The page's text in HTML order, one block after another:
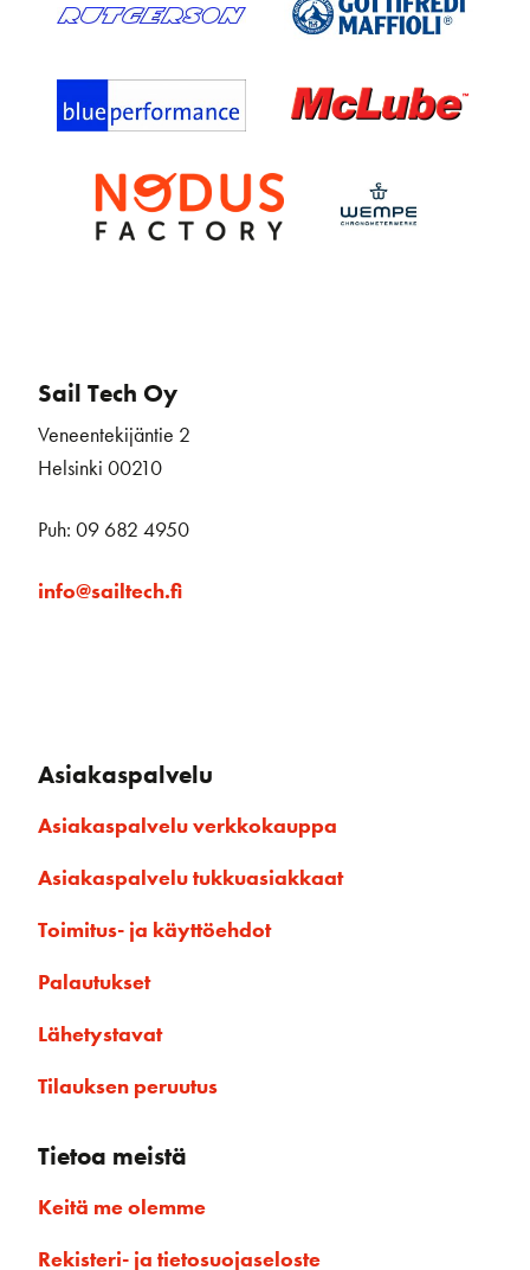
Sail Tech Oy
Veneentekijäntie 2
Helsinki 00210
Puh: 09 682 4950
info@sailtech.fi
Asiakaspalvelu
Asiakaspalvelu verkkokauppa
Asiakaspalvelu tukkuasiakkaat
Toimitus- ja käyttöehdot
Palautukset
Lähetystavat
Tilauksen peruutus
Tietoa meistä
Keitä me olemme
Rekisteri- ja tietosuojaseloste